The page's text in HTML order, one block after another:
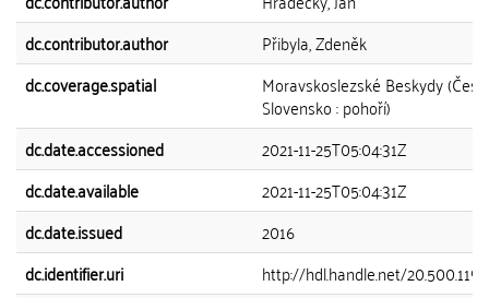
dc.contributor.author
Přibyla, Zdeněk
dc.coverage.spatial
Moravskoslezské Beskydy
Slovensko : pohoří)
dc.date.accessioned
2021-11-25T05:04:31Z
dc.date.available
2021-11-25T05:04:31Z
dc.date.issued
2016
dc.identifier.uri
http://hdl.handle.net/